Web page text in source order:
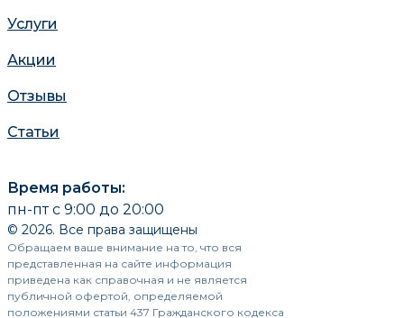
Услуги
Акции
Отзывы
Статьи
Время работы:
пн-пт с 9:00 до 20:00
© 2026. Все права защищены
Обращаем ваше внимание на то, что вся
представленная на сайте информация
приведена как справочная и не является
публичной офертой, определяемой
положениями статьи 437 Гражданского кодекса